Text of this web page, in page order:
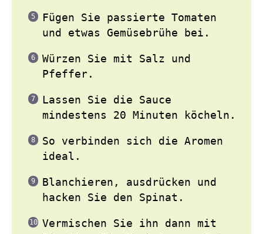
Fügen Sie passierte Tomaten
und etwas Gemüsebrühe bei.
Würzen Sie mit Salz und
Pfeffer.
Lassen Sie die Sauce
mindestens 20 Minuten köcheln.
So verbinden sich die Aromen
ideal.
Blanchieren, ausdrücken und
hacken Sie den Spinat.
Vermischen Sie ihn dann mit